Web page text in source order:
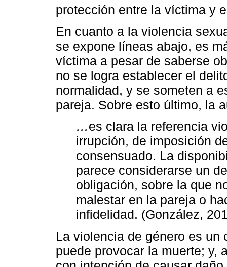
protección entre la víctima y
En cuanto a la violencia
se expone líneas abajo, es
víctima a pesar de saberse
no se logra establecer el
normalidad, y se someten a
pareja. Sobre esto último, la
…es clara la referencia
irrupción, de imposición
consensuado. La
parece considerarse un
obligación, sobre la que
malestar en la pareja o
infidelidad. (González,
La violencia de género es
puede provocar la muerte; y,